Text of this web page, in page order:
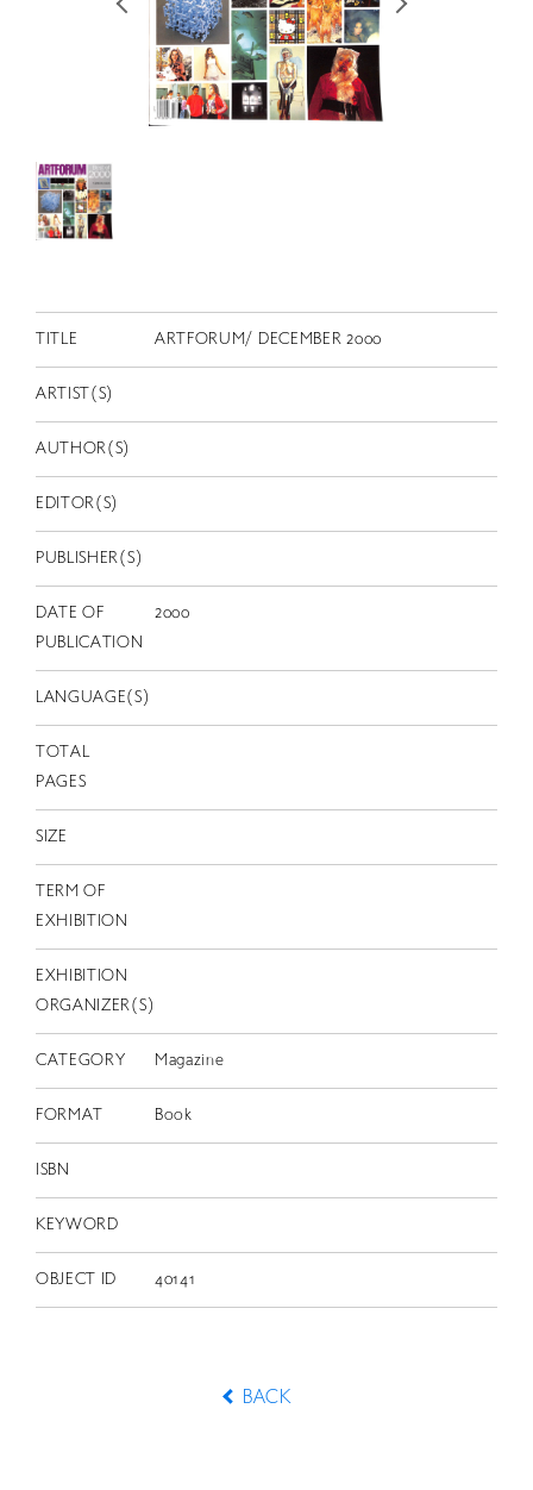
コンサート
出演者
動画
スカラシップ受賞者
CONTACT
TITLE ARTFORUM/ DECEMBER 2000
ARTIST(S)
AUTHOR(S)
EDITOR(S)
PUBLISHER(S)
DATE OF
PUBLICATION
2000
LANGUAGE(S)
TOTAL
PAGES
SIZE
TERM OF
EXHIBITION
EXHIBITION
ORGANIZER(S)
CATEGORY Magazine
FORMAT Book
ISBN
KEYWORD
OBJECT ID 40141
BACK